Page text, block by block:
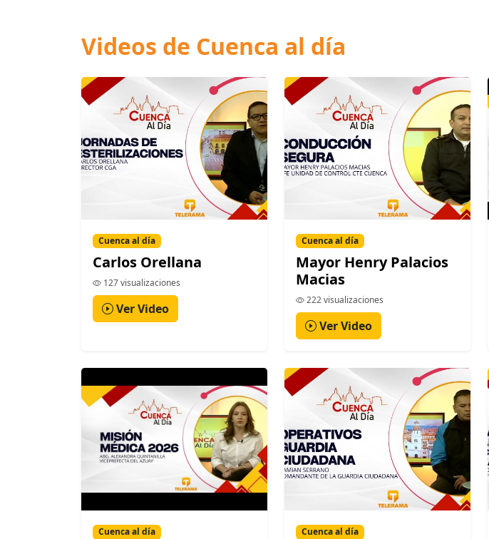
Videos de Cuenca al día
Cuenca al día
Carlos Orellana
127 visualizaciones
Ver Video
Cuenca al día
Mayor Henry Palacios
Macias
222 visualizaciones
Ver Video
Cuenca al día Cuenca al día